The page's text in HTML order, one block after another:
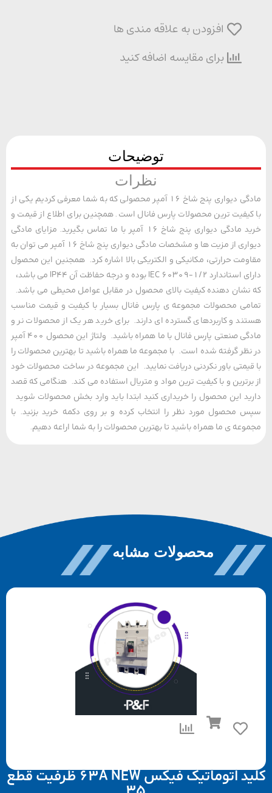
افزودن به علاقه مندی ها
برای مقایسه اضافه کنید
توضیحات
نظرات
مادگی دیواری پنج شاخ 16 آمپر محصولی که به شما معرفی کردیم یکی از
ترین محصولات پارس فانال است. همچنین برای اطلاع از قیمت و
خرید مادگی دیواری پنج شاخ 16 آمپر با ما تماس بگیرید. مزایای مادگی
دیواری از مزیت ها و مشخصات مادگی دیواری پنج شاخ 16 آمپر می توان به
حرارتی، مکانیکی و الکتریکی بالا اشاره کرد. همجنین این محصول
دارای استاندارد IEC 60309-1/2 بوده و درجه حفاظت آن IP44 می باشد،
دهنده کیفیت بالای محصول در مقابل عوامل محیطی می باشد.
محصولات مجموعه ی پارس فانال بسیار با کیفیت و قیمت مناسب
و کاربردهای گسترده ای دارند. برای خرید هر یک از محصولات نر و
مادگی صنعتی پارس فانال با ما همراه باشید. ولتاژ این محصول 400 آمپر
گرفته شده است. با مجموعه ما همراه باشید تا بهترین محصولات را
باور نکردنی دریافت نمایید. این مجموعه در ساخت محصولات خود
و با کیفیت ترین مواد و متریال استفاده می کند. هنگامی که قصد
این محصول را خریداری کنید ابتدا باید وارد بخش محصولات شوید
محصول مورد نظر را انتخاب کرده و بر روی دکمه خرید بزنید. با
ی ما همراه باشید تا بهترین محصولات را به شما اراعه دهیم.
محصولات مشابه
کلید اتوماتیک فیکس 63A NEW ظرفیت قطع